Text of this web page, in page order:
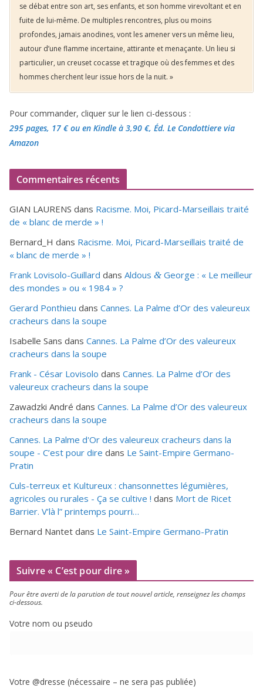
se débat entre son art, ses enfants, et son homme virevoltant et en
fuite de lui-même. De multiples rencontres, plus ou moins
profondes, jamais anodines, vont les amener vers un même lieu,
autour d’une flamme incertaine, attirante et menaçante. Un lieu si
particulier, un creuset cocasse et tragique où des femmes et des
hommes cherchent leur issue hors de la nuit. »
Pour commander, cliquer sur le lien ci-dessous :
295 pages, 17 €ou en Kindle à 3,90 €, Éd. Le Condottiere via
Amazon
Commentaires récents
GIAN LAURENS dans Racisme. Moi, Picard-Marseillais traité
de « blanc de merde » !
Bernard_H dans Racisme. Moi, Picard-Marseillais traité de
« blanc de merde » !
Frank Lovisolo-Guillard dans Aldous & George : « Le meilleur
des mondes » ou « 1984 » ?
Gerard Ponthieu dans Cannes. La Palme d’Or des valeureux
cracheurs dans la soupe
Isabelle Sans dans Cannes. La Palme d’Or des valeureux
cracheurs dans la soupe
Frank - César Lovisolo dans Cannes. La Palme d’Or des
valeureux cracheurs dans la soupe
Zawadzki André dans Cannes. La Palme d’Or des valeureux
cracheurs dans la soupe
Cannes. La Palme d'Or des valeureux cracheurs dans la
soupe - C’est pour dire dans Le Saint-Empire Germano-
Pratin
Culs-terreux et Kultureux : chansonnettes légumières,
agricoles ou rurales - Ça se cultive ! dans Mort de Ricet
Barrier. V’là l” printemps pourri…
Bernard Nantet dans Le Saint-Empire Germano-Pratin
Suivre « C’est pour dire »
Pour être aver­ti de la paru­tion de tout nou­vel article, ren­sei­gnez les champs
ci-dessous.
Votre nom ou pseudo
Votre @dresse (néces­saire – ne sera pas publiée)